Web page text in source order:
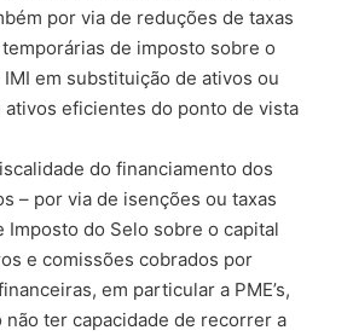
por via de reduções de taxas
de imposto sobre o
em substituição de ativos ou
ativos eficientes do ponto de vista
do financiamento dos
– por via de isenções ou taxas
Imposto do Selo sobre o capital
e comissões cobrados por
em particular a PME’s,
não ter capacidade de recorrer a